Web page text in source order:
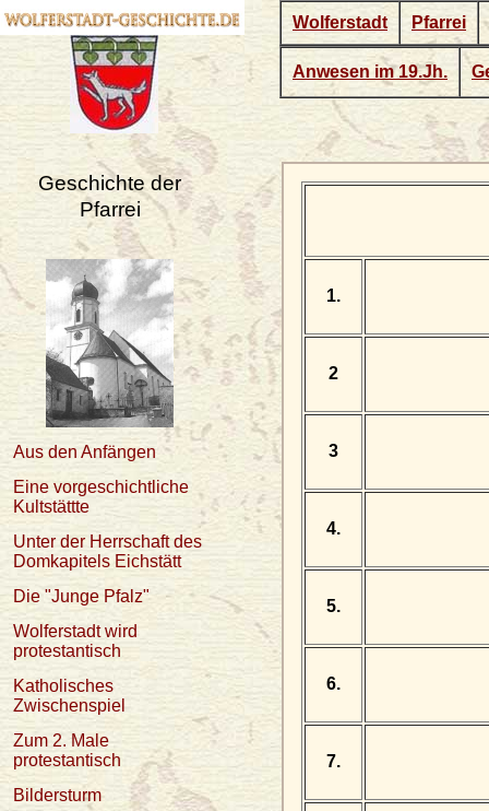
1.
2
3
4.
5.
6.
7.
Wolferstadt Pfarrei
Anwesen im 19.Jh.
Geschichte der
Pfarrei
Aus den Anfängen
Eine vorgeschichtliche
Kultstättte
Unter der Herrschaft des
Domkapitels Eichstätt
Die "Junge Pfalz"
Wolferstadt wird
protestantisch
Katholisches
Zwischenspiel
Zum 2. Male
protestantisch
Bildersturm